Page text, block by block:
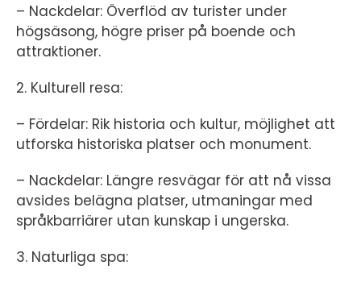
– Nackdelar: Överflöd av turister under
högsäsong, högre priser på boende och
attraktioner.
2. Kulturell resa:
– Fördelar: Rik historia och kultur, möjlighet att
utforska historiska platser och monument.
– Nackdelar: Längre resvägar för att nå vissa
avsides belägna platser, utmaningar med
språkbarriärer utan kunskap i ungerska.
3. Naturliga spa: